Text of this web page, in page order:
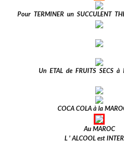
Pour TERMINER un SUCCULENT
Un ETAL de FRUITS SECS à
COCA COLA à la
Au MAROC
L ' ALCOOL est